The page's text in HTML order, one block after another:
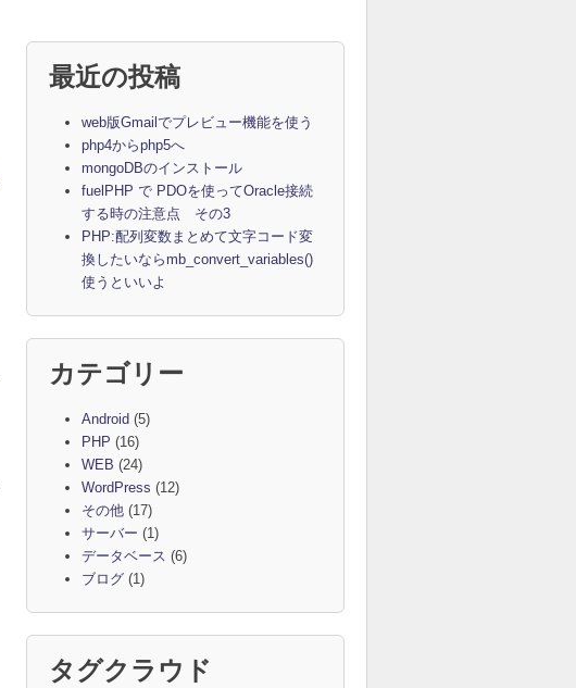
最近の投稿
web版Gmailでプレビュー機能を使う
php4からphp5へ
mongoDBのインストール
fuelPHP で PDOを使ってOracle接続
する時の注意点 その3
PHP:配列変数まとめて文字コード変
換したいならmb_convert_variables()
使うといいよ
カテゴリー
Android (5)
PHP (16)
WEB (24)
WordPress (12)
その他(17)
サーバー (1)
データベース (6)
ブログ(1)
タグクラウド